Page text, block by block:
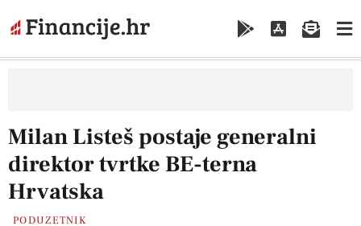
Milan Listeš postaje generalni
direktor tvrtke BE-terna
Hrvatska
PODUZETNIK